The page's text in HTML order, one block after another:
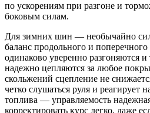
по ускорениям при разгоне и
боковым силам.
Для зимних шин — необычайно
баланс продольного и
одинаково уверенно разгоняются
надежно цепляются за любое
скольжений сцепление не
четко слушаться руля и реагирует
топлива — управляемость
корректировать курс легко, даже